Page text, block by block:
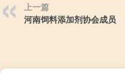
上一篇
河南饲料添加剂协会成员